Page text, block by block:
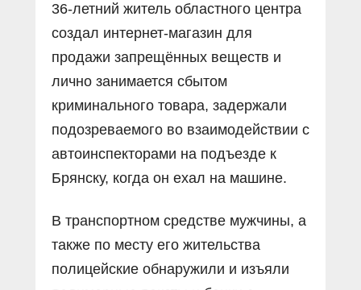
36-летний житель областного центра
создал интернет-магазин для
продажи запрещённых веществ и
лично занимается сбытом
криминального товара, задержали
подозреваемого во взаимодействии с
автоинспекторами на подъезде к
Брянску, когда он ехал на машине.
В транспортном средстве мужчины, а
также по месту его жительства
полицейские обнаружили и изъяли